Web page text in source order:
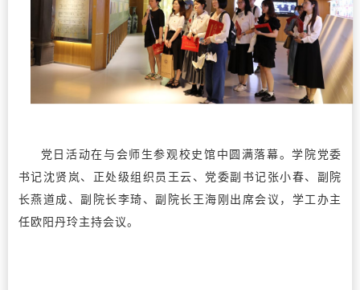
党日活动在与会师生参观校史馆中圆满落幕。学院党委
书记沈贤岚、正处级组织员王云、党委副书记张小春、副院
长燕道成、副院长李琦、副院长王海刚出席会议，学工办主
任欧阳丹玲主持会议。